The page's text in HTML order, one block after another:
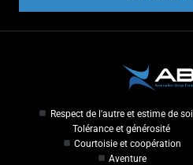
Respect de l'autre et estime de soi
Tolérance et générosité
Courtoisie et coopération
Aventure